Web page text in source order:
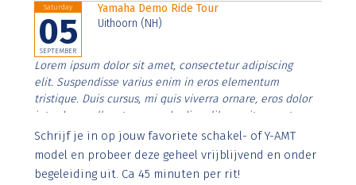
Saturday
05
SEPTEMBER
Yamaha Demo Ride Tour
Uithoorn (NH)
Lorem ipsum dolor sit amet, consectetur adipiscing
elit. Suspendisse varius enim in eros elementum
tristique. Duis cursus, mi quis viverra ornare, eros dolor
interdum nulla, ut commodo diam libero vitae erat.
Aenean faucibus nibh et justo cursus id rutrum lorem
imperdiet. Nunc ut sem vitae risus tristique posuere.
Schrijf je in op jouw favoriete schakel- of Y-AMT
model en probeer deze geheel vrijblijvend en onder
begeleiding uit. Ca 45 minuten per rit!